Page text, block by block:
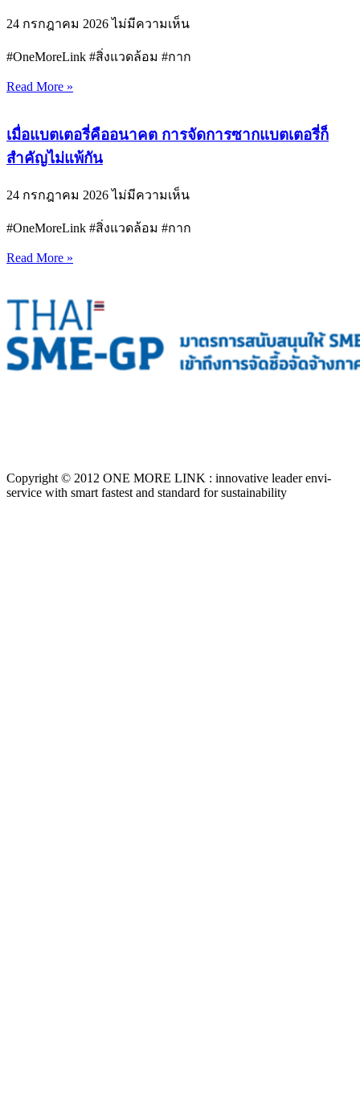
24 กรกฎาคม 2026ไม่มีความเห็น
#OneMoreLink #สิ่งแวดล้อม #กาก
Read More »
เมื่อแบตเตอรี่คืออนาคต การจัดการซากแบตเตอรี่ก็
สำคัญไม่แพ้กัน
24 กรกฎาคม 2026ไม่มีความเห็น
#OneMoreLink #สิ่งแวดล้อม #กาก
Read More »
Copyright © 2012 ONE MORE LINK : innovative leader envi-
service with smart fastest and standard for sustainability